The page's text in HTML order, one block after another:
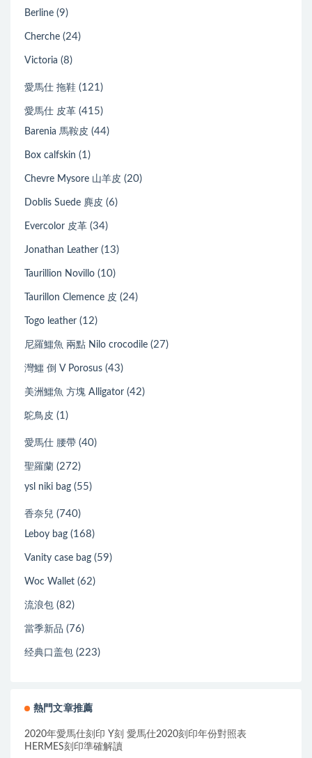
Berline (9)
Cherche (24)
Victoria (8)
愛馬仕 拖鞋 (121)
愛馬仕 皮革 (415)
Barenia 馬鞍皮 (44)
Box calfskin (1)
Chevre Mysore 山羊皮 (20)
Doblis Suede 麂皮 (6)
Evercolor 皮革 (34)
Jonathan Leather (13)
Taurillion Novillo (10)
Taurillon Clemence 皮 (24)
Togo leather (12)
尼羅鱷魚 兩點 Nilo crocodile (27)
灣鱷 倒 V Porosus (43)
美洲鱷魚 方塊 Alligator (42)
鴕鳥皮 (1)
愛馬仕 腰帶 (40)
聖羅蘭 (272)
ysl niki bag (55)
香奈兒 (740)
Leboy bag (168)
Vanity case bag (59)
Woc Wallet (62)
流浪包 (82)
當季新品 (76)
经典口盖包 (223)
熱門文章推薦
2020年愛馬仕刻印 Y刻 愛馬仕2020刻印年份對照表
HERMES刻印準確解讀